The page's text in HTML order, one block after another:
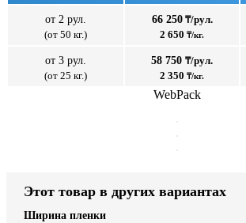
от 2 рул.
(от 50 кг.)
66 250₸/рул.
2 650 ₸/кг.
от 3 рул.
(от 25 кг.)
58 750 ₸/рул.
2 350 ₸/кг.
WebPack
Этот товар в других вариантах
Ширина пленки